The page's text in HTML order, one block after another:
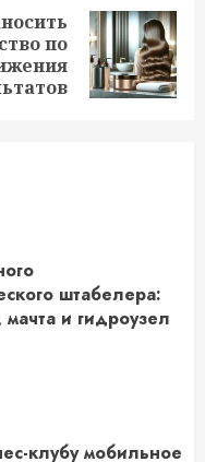
по
штабелера:
и гидроузел
клубу мобильное